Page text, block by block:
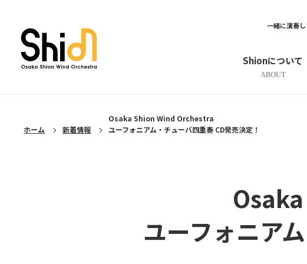
Shionについて
ABOUT
一緒に演奏
ホーム 新着情報
Osaka Shion Wind Orchestra
ユーフォニアム・チューバ四重奏 CD発売決定！
ユーフォニア